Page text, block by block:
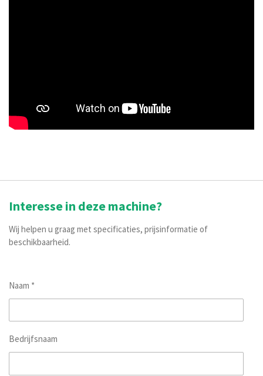
Interesse in deze machine?
Wij helpen u graag met specificaties, prijsinformatie of
beschikbaarheid.
Naam *
Bedrijfsnaam